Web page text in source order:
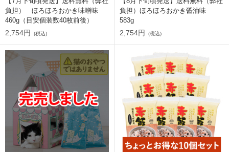
負担） ほろほろおかき味噌味
460g（目安個装数40枚前後）
2,754円 (税込)
負担）ほろほろおかき醤油味
583g
2,754円 (税込)